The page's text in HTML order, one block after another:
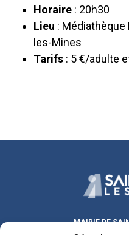
Horaire : 20h30
Lieu : Médiathèque
les-Mines
Tarifs : 5 €/adulte
MAIRIE DE